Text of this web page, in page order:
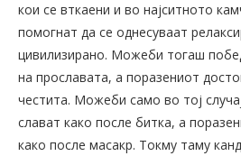
кои се вткаени и во најситното
помогнат да се однесуваат
цивилизирано. Можеби тогаш
на прославата, а поразениот
честита. Можеби само во тој
слават како после битка, а
како после масакр. Токму таму